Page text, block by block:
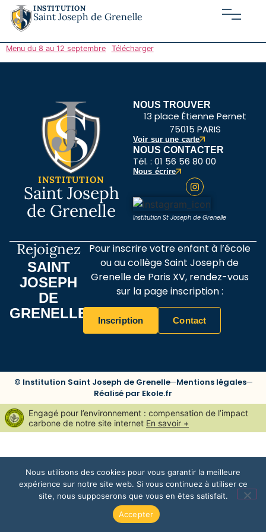
INSTITUTION
Saint Joseph de Grenelle
Cantine
Menu du 8 au 12 septembre Télécharger
INSTITUTION
Saint Joseph
de Grenelle
NOUS TROUVER
13 place Étienne Pernet
75015 PARIS
Voir sur une carte
NOUS CONTACTER
Tél. : 01 56 56 80 00
Nous écrire
Institution St Joseph de Grenelle
Rejoignez
SAINT
JOSEPH
DE
GRENELLE
Pour inscrire votre enfant à l’école
ou au collège Saint Joseph de
Grenelle de Paris XV, rendez-vous
sur la page inscription :
Inscription Contact
© Institution Saint Joseph de Grenelle Mentions légales
Réalisé par Ekole.fr
Nous utilisons des cookies pour vous garantir la meilleure
expérience sur notre site web. Si vous continuez à utiliser ce
site, nous supposerons que vous en êtes satisfait.
Accepter
Engagé pour l’environnement : compensation de l’impact
carbone de notre site internet En savoir +